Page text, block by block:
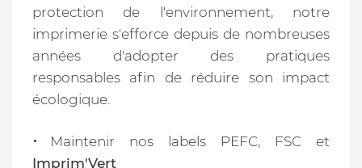
protection de l'environnement, notre
imprimerie s'efforce depuis de nombreuses
années d'adopter des pratiques
responsables afin de réduire son impact
écologique.
Maintenir nos labels PEFC, FSC et
Imprim'Vert